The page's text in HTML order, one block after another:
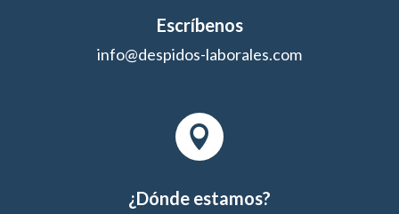
Escríbenos
info@despidos-laborales.com

¿Dónde estamos?